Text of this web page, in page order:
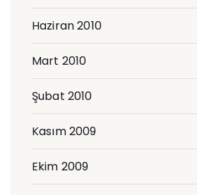
Haziran 2010
Mart 2010
Şubat 2010
Kasım 2009
Ekim 2009